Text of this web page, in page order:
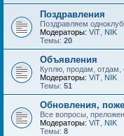
Поздравления
Поздравляем
Модераторы: ViT NIK
Темы: 20
Объявления
Куплю, продам, отдам,
Модераторы: ViT NIK
Темы: 51
Обновления,
Все вопросы,
Модераторы: ViT NIK
Темы: 8